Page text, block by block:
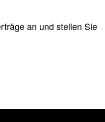
an und stellen Sie